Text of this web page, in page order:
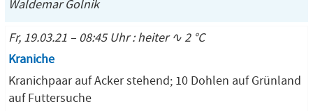
Waldemar Golnik
Fr, 19.03.21 – 08:45 Uhr : heiter ∿ 2 °C
Kraniche
Kranichpaar auf Acker stehend; 10 Dohlen auf Grünland
auf Futtersuche